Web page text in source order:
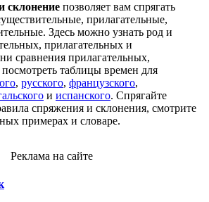
склонение позволяет вам спрягать
прилагательные,
Здесь можно узнать род и
прилагательных и
сравнения прилагательных,
таблицы времен для
, русского, французского,
и испанского. Спрягайте
спряжения и склонения, смотрите
примерах и словаре.
Реклама на сайте